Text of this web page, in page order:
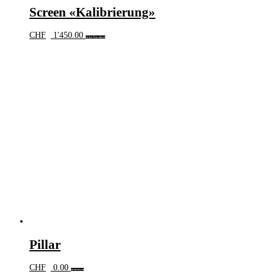
Screen «Kalibrierung»
CHF 1'450.00 In den Warenkorb
Pillar
CHF 0.00 Weiterlesen